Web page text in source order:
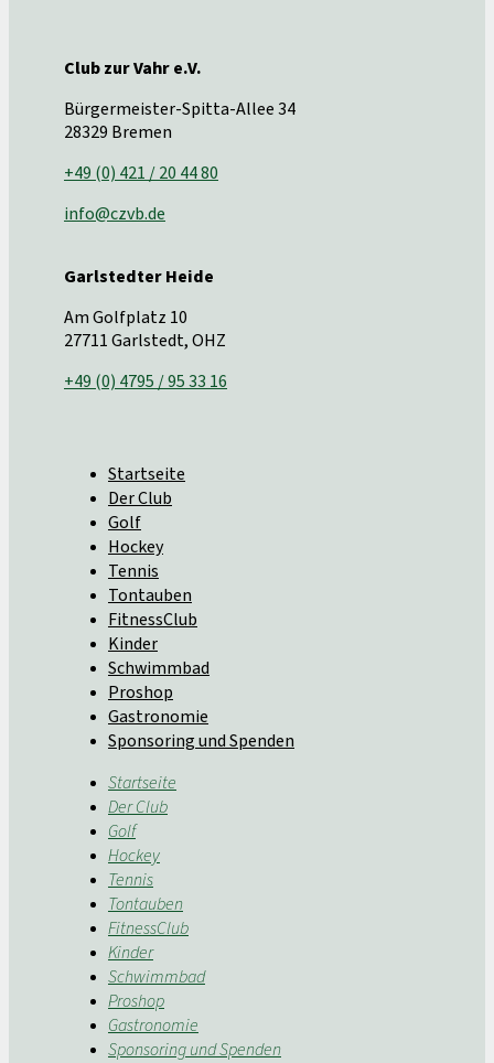
Club zur Vahr e.V.
Bürgermeister-Spitta-Allee 34
28329 Bremen
+49 (0) 421 / 20 44 80
info@czvb.de
Garlstedter Heide
Am Golfplatz 10
27711 Garlstedt, OHZ
+49 (0) 4795 / 95 33 16
Startseite
Der Club
Golf
Hockey
Tennis
Tontauben
FitnessClub
Kinder
Schwimmbad
Proshop
Gastronomie
Sponsoring und Spenden
Startseite
Der Club
Golf
Hockey
Tennis
Tontauben
FitnessClub
Kinder
Schwimmbad
Proshop
Gastronomie
Sponsoring und Spenden